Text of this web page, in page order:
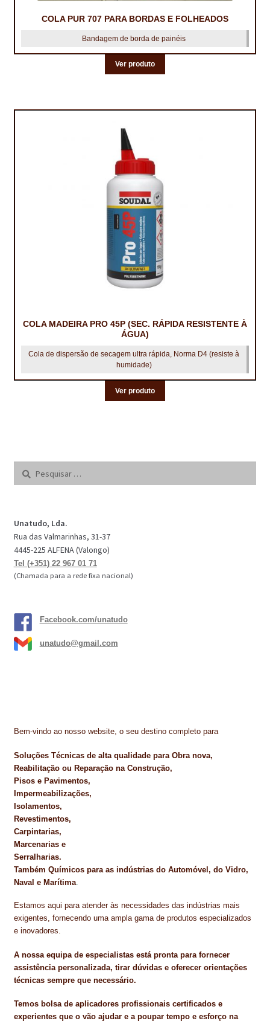
COLA PUR 707 PARA BORDAS E FOLHEADOS
Bandagem de borda de painéis
Ver produto
COLA MADEIRA PRO 45P (SEC. RÁPIDA RESISTENTE À
ÁGUA)
Cola de dispersão de secagem ultra rápida, Norma D4 (resiste à
humidade)
Ver produto
Pesquisar
Unatudo, Lda.
Rua das Valmarinhas, 31-37
4445-225 ALFENA (Valongo)
Tel (+351) 22 967 01 71
(Chamada para a rede fixa nacional)
Facebook.com/unatudo
unatudo@gmail.com
Bem-vindo ao nosso website, o seu destino completo para
Soluções Técnicas de alta qualidade para Obra nova,
Reabilitação ou Reparação na Construção,
Pisos e Pavimentos,
Impermeabilizações,
Isolamentos,
Revestimentos,
Carpintarias,
Marcenarias e
Serralharias.
Também Químicos para as indústrias do Automóvel, do Vidro,
Naval e Marítima.
Estamos aqui para atender às necessidades das indústrias mais
exigentes, fornecendo uma ampla gama de produtos especializados
e inovadores.
A nossa equipa de especialistas está pronta para fornecer
assistência personalizada, tirar dúvidas e oferecer orientações
técnicas sempre que necessário.
Temos bolsa de aplicadores profissionais certificados e
experientes que o vão ajudar e a poupar tempo e esforço na